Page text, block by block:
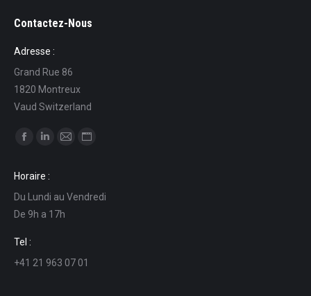
Contactez-Nous
Adresse :
Grand Rue 86
1820 Montreux
Vaud Switzerland
Find us on:
opens
in
new
window
opens
in
new
in
in
Horaire :
Du Lundi au Vendredi
De 9h a 17h
Tel :
+41 21 963 07 01